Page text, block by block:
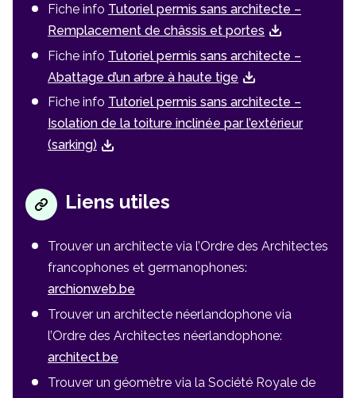
Fiche info Tutoriel permis sans architecte –
Remplacement de châssis et portes
Fiche info Tutoriel permis sans architecte –
Abattage d’un arbre à haute tige
Fiche info Tutoriel permis sans architecte –
Isolation de la toiture inclinée par l’extérieur
(sarking)
Liens utiles
Trouver un architecte via l’Ordre des Architectes
francophones et germanophones:
archionweb.be
Trouver un architecte néerlandophone via
l’Ordre des Architectes néerlandophone:
architect.be
Trouver un géomètre via la Société Royale de